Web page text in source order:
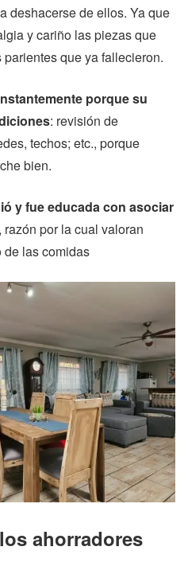
deshacerse de ellos. Ya que
y cariño las piezas que
que ya fallecieron.
porque su
: revisión de
techos; etc., porque
bien.
y fue educada con asociar
, razón por la cual valoran
de las comidas
ahorradores